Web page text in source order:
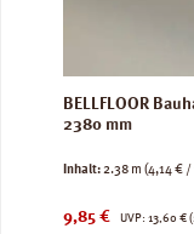
BELLFLOOR
2380 mm
Inhalt:2.38 m (4,14 € /
Verkaufspreis:
9,85 € UVP: 13,60 €